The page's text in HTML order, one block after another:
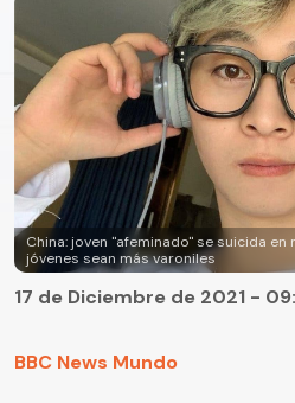
China: joven "afeminado" se suicida
jóvenes sean más varoniles
BBC News Mundo
17 de Diciembre de 2021 -